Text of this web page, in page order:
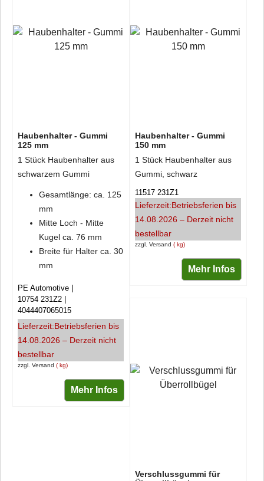
Haubenhalter - Gummi
125 mm
1 Stück Haubenhalter aus
schwarzem Gummi
Gesamtlänge: ca. 125
mm
Mitte Loch - Mitte
Kugel ca. 76 mm
Breite für Halter ca. 30
mm
zzgl. Versand kg
PE Automotive
10754 231Z2
4044407065015
Lieferzeit:Betriebsferien bis
14.08.2026 – Derzeit nicht
bestellbar
Mehr Infos
Haubenhalter - Gummi
150 mm
1 Stück Haubenhalter aus
Gummi, schwarz
zzgl. Versand kg
11517 231Z1
Lieferzeit:Betriebsferien bis
14.08.2026 – Derzeit nicht
bestellbar
Mehr Infos
Verschlussgummi für